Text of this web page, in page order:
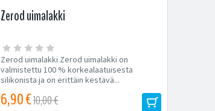
Zerod uimalakki
Zerod uimalakki Zerod uimalakki on
valmistettu 100 % korkealaatuisesta
silikonista ja on erittäin kestävä...
6,90 €10,00 €